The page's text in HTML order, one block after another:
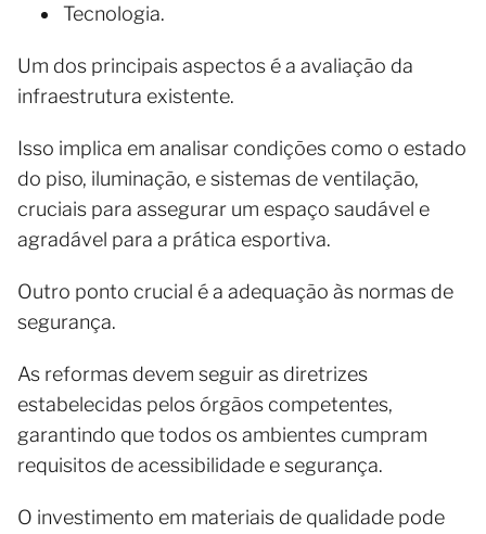
Tecnologia.
Um dos principais aspectos é a avaliação da
infraestrutura existente.
Isso implica em analisar condições como o estado
do piso, iluminação, e sistemas de ventilação,
cruciais para assegurar um espaço saudável e
agradável para a prática esportiva.
Outro ponto crucial é a adequação às normas de
segurança.
As reformas devem seguir as diretrizes
estabelecidas pelos órgãos competentes,
garantindo que todos os ambientes cumpram
requisitos de acessibilidade e segurança.
O investimento em materiais de qualidade pode